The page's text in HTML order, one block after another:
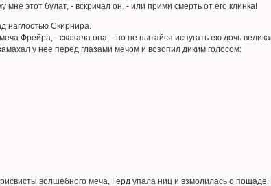
этот булат, - вскричал он, - или прими смерть от его клинка!
наглостью Скирнира.
Фрейра, - сказала она, - но не пытайся испугать ею дочь
у нее перед глазами мечом и возопил диким голосом:
волшебного меча, Герд упала ниц и взмолилась о